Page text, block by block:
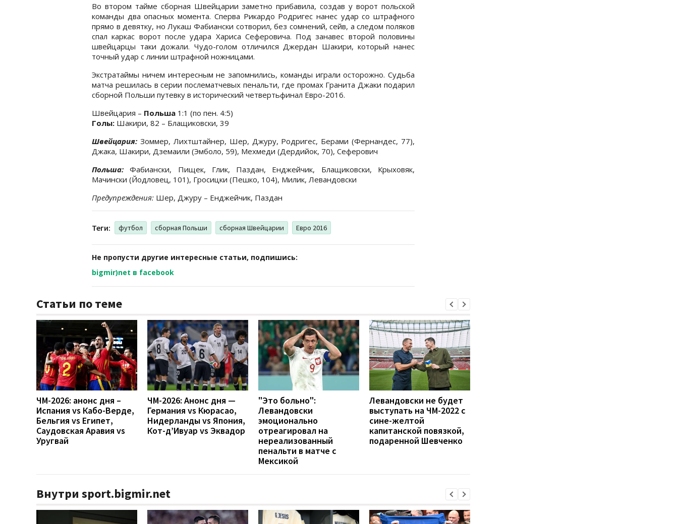
Во втором тайме сборная Швейцарии заметно прибавила, создав у ворот польской
команды два опасных момента. Сперва Рикардо Родригес нанес удар со штрафного
прямо в девятку, но Лукаш Фабиански сотворил, без сомнений, сейв, а следом поляков
спал каркас ворот после удара Хариса Сеферовича. Под занавес второй половины
швейцарцы таки дожали. Чудо-голом отличился Джердан Шакири, который нанес
точный удар с линии штрафной ножницами.
Экстратаймы ничем интересным не запомнились, команды играли осторожно. Судьба
матча решилась в серии послематчевых пенальти, где промах Гранита Джаки подарил
сборной Польши путевку в исторический четвертьфинал Евро-2016.
Швейцария – Польша 1:1 (по пен. 4:5)
Голы: Шакири, 82 – Блащиковски, 39
Швейцария: Зоммер, Лихтштайнер, Шер, Джуру, Родригес, Берами (Фернандес, 77),
Джака, Шакири, Дземаили (Эмболо, 59), Мехмеди (Дердийок, 70), Сеферович
Польша: Фабиански, Пищек, Глик, Паздан, Енджейчик, Блащиковски, Крыховяк,
Мачински (Йодловец, 101), Гросицки (Пешко, 104), Милик, Левандовски
Предупреждения: Шер, Джуру – Енджейчик, Паздан
Теги: футбол сборная Польши сборная Швейцарии Евро 2016
Не пропусти другие интересные статьи, подпишись:
bigmir)net в facebook
Статьи по теме
ЧМ-2026: анонс дня –
Испания vs Кабо-Верде,
Бельгия vs Египет,
Саудовская Аравия vs
Уругвай
ЧМ-2026: Анонс дня —
Германия vs Кюрасао,
Нидерланды vs Япония,
Кот-д’Ивуар vs Эквадор
"Это больно":
Левандовски
эмоционально
отреагировал на
нереализованный
пенальти в матче с
Мексикой
Левандовски не будет
выступать на ЧМ-2022 с
сине-желтой
капитанской повязкой,
подаренной Шевченко
Внутри sport.bigmir.net